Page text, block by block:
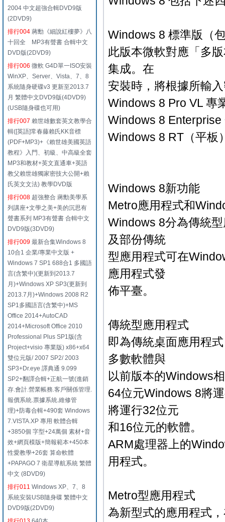
2004 中文超強合輯DVD9版
(2DVD9)
排行004 蔣勳《細說紅樓夢》八
十回全 MP3有聲書 合輯中文
DVD版(2DVD9)
排行006 微軟 G4D單一ISO安裝
WinXP、Server、Vista、7、8
系統隨身硬碟v3 更新至2013.7
月 繁體中文DVD9版(4DVD9)
(USB隨身碟也可用)
排行007 賴世雄數套英文教學合
輯([英語]常春藤賴氏KK音標
(PDF+MP3)+《賴世雄美國英語
教程》入門、初級、中高級全套
MP3和教材+英文直通車+英語
教父賴世雄獨家密技大公開+賴
氏英文文法) 教學DVD版
排行008 超強整合 蔣勳美學系
列講座+文學之美+美的沉思有
聲書系列 MP3有聲書 合輯中文
DVD9版(3DVD9)
排行009 最新合集Windows 8
10合1 企業/專業中文版 +
Windows 7 SP1 688合1 多國語
言(含繁中)(更新到2013.7
月)+Windows XP SP3(更新到
2013.7月)+Windows 2008 R2
SP1多國語言(含繁中)+MS
Office 2014+AutoCAD
2014+Microsoft Office 2010
Professional Plus SP1版(含
Project+visio 專業版) x86+x64
雙位元版/ 2007 SP2/ 2003
SP3+Dr.eye 譯典通 9.099
SP2+翻譯合輯+正航一號(進銷
存.會計.營業帳務.客戶關係管理.
報價系統.票據系統.維修管
理)+防毒合輯+490套 Windows
7.VISTA.XP 專用 軟體合輯
+3850個 字型+24萬個 素材+音
效+網頁模版+簡報範本+450本
性愛教學+26套 算命軟體
+PAPAGO 7 衛星導航系統 繁體
中文 (8DVD9)
排行011 Windows XP、7、8
系統安裝USB隨身碟 繁體中文
DVD9版(2DVD9)
Windows 8 標準版（
此版本微軟對應「多
集成。在
安裝時，將根據所輸
Windows 8 Pro VL 專
Windows 8 Enterprise
Windows 8 RT（平板
Windows 8新功能
Metro應用程式和
Windows 8分為傳統
及部份傳統
型應用程式可在
應用程式發
佈平臺。
傳統型應用程式
即為傳統桌面應用程
多數軟體與
以前版本的Windows
64位元Windows 8將
將運行32位元
和16位元的軟體。
ARM處理器上的
用程式。
Metro型應用程式
為新型式的應用程式